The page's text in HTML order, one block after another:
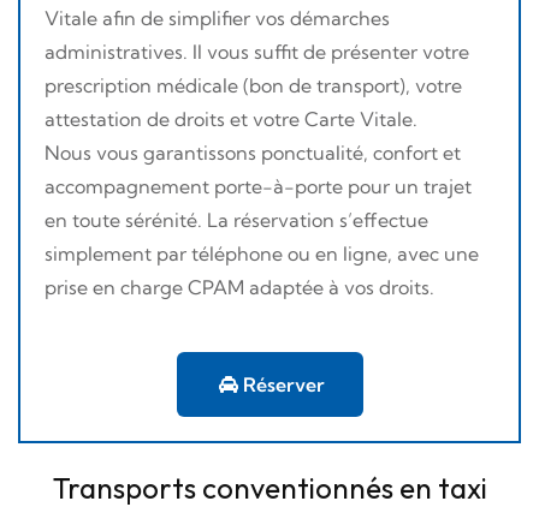
Vitale afin de simplifier vos démarches
administratives. Il vous suffit de présenter votre
prescription médicale (bon de transport), votre
attestation de droits et votre Carte Vitale.
Nous vous garantissons ponctualité, confort et
accompagnement porte-à-porte pour un trajet
en toute sérénité. La réservation s’effectue
simplement par téléphone ou en ligne, avec une
prise en charge CPAM adaptée à vos droits.
Réserver
Transports conventionnés en taxi